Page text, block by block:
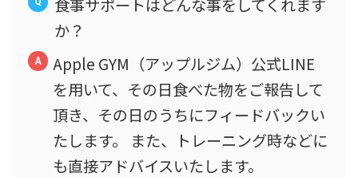
か？
Apple GYM（アップルジム）公式LINE
を用いて、その日食べた物をご報告して
頂き、その日のうちにフィードバックい
たします。 また、トレーニング時などに
も直接アドバイスいたします。